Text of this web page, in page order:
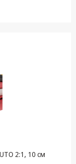
2:1, 10 см